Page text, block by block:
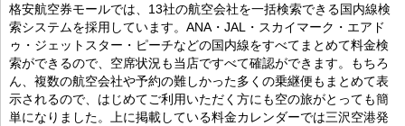
格安航空券モールでは、13社の航空会社を一括検索できる国内線検
索システムを採用しています。ANA・JAL・スカイマーク・エアド
ゥ・ジェットスター・ピーチなどの国内線をすべてまとめて料金検
索ができるので、空席状況も当店ですべて確認ができます。もちろ
ん、複数の航空会社や予約の難しかった多くの乗継便もまとめて表
示されるので、はじめてご利用いただく方にも空の旅がとっても簡
単になりました。上に掲載している料金カレンダーでは三沢空港発